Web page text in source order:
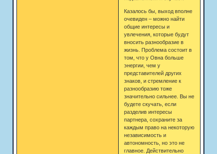
Казалось бы, выход вполне
очевиден – можно найти
общие интересы и
увлечения, которые будут
вносить разнообразие в
жизнь. Проблема состоит в
том, что у Овна больше
энергии, чем у
представителей других
знаков, и стремление к
разнообразию тоже
значительно сильнее. Вы не
будете скучать, если
разделив интересы
партнера, сохраните за
каждым право на некоторую
независимость и
автономность, но это не
главное. Действительно